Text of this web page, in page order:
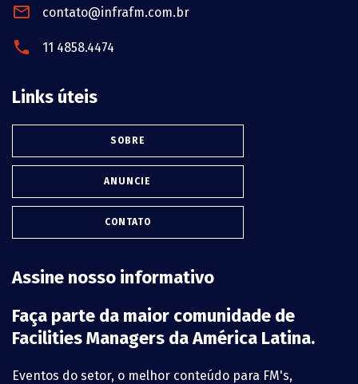
contato@infrafm.com.br
11 4858.4474
Links úteis
SOBRE
ANUNCIE
CONTATO
Assine nosso informativo
Faça parte da maior comunidade de
Facilities Managers da América Latina.
Eventos do setor, o melhor conteúdo para FM's,